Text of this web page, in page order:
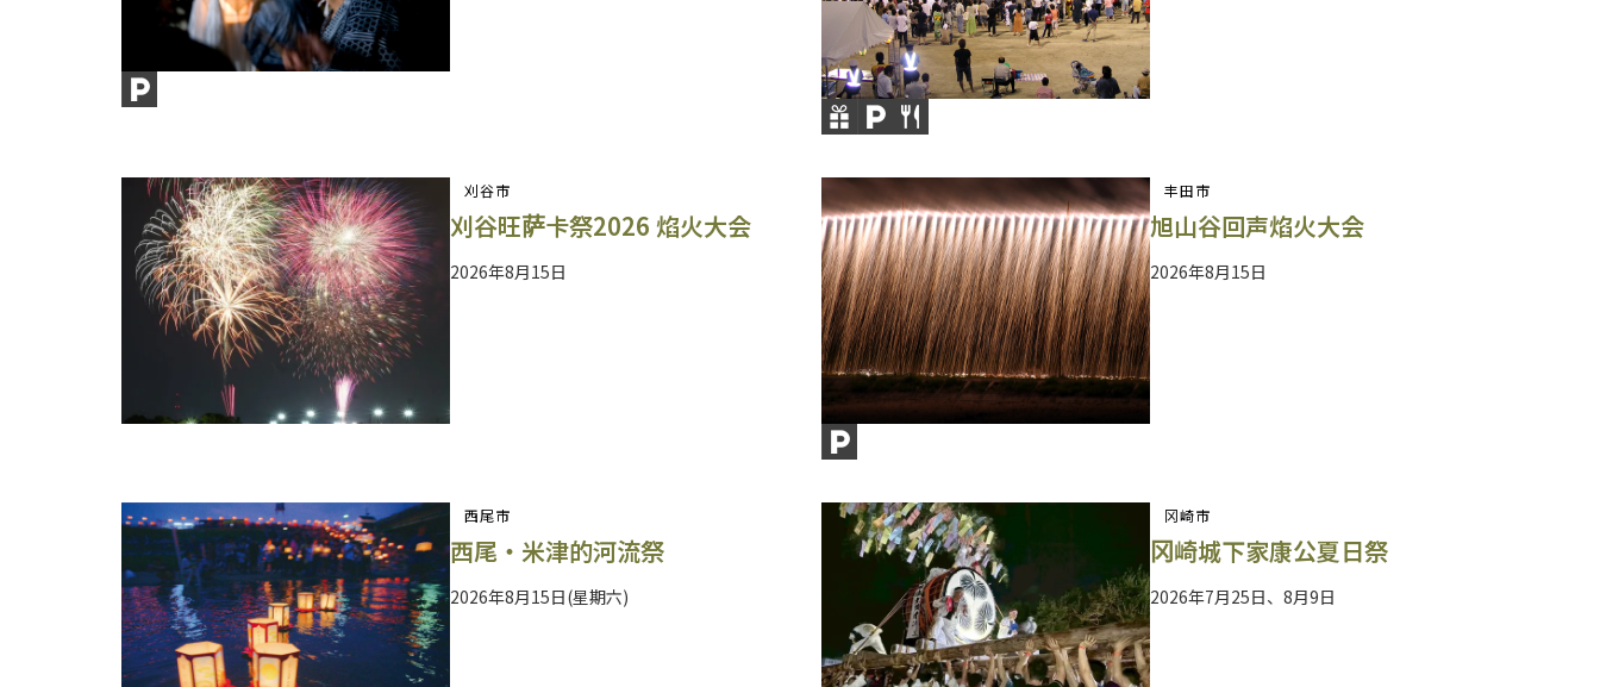
刈谷市
刈谷旺萨卡祭2026 焰火大会
2026年8月15日
丰田市
旭山谷回声焰火大会
2026年8月15日
西尾市
西尾・米津的河流祭
2026年8月15日(星期六)
冈崎市
冈崎城下家康公夏日祭
2026年7月25日、8月9日